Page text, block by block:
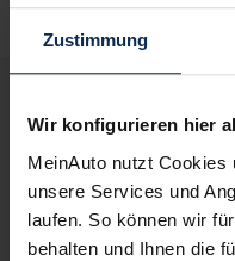
Zustimmung
Wir konfigurieren hier
MeinAuto nutzt Cookies
unsere Services und
laufen. So können wir
behalten und Ihnen die